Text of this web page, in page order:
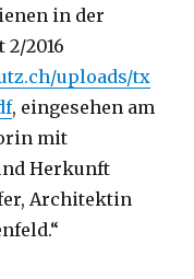
in der
2016
uploads/tx
, eingesehen am
mit
Herkunft
Architektin